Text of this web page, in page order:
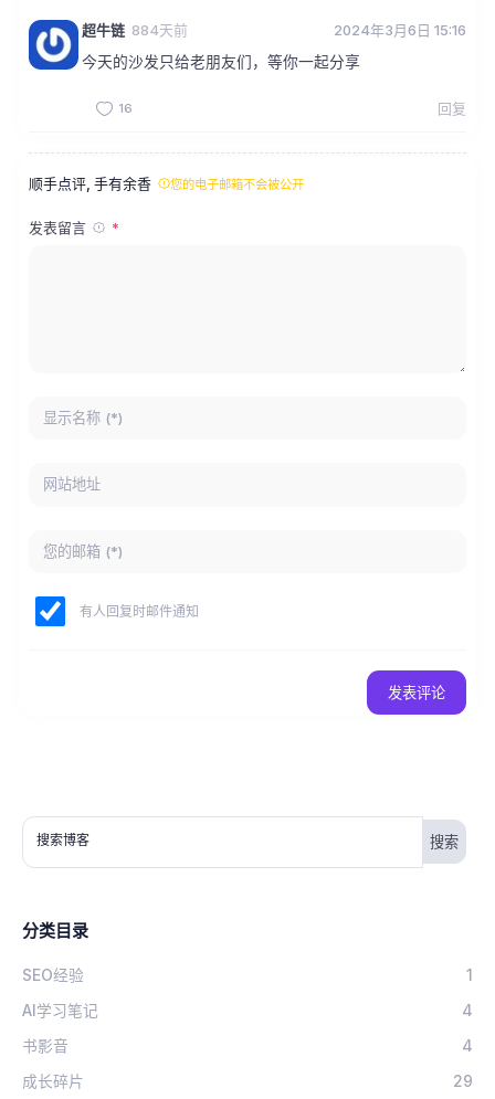
超牛链 884天前 2024年3月6日 15:16
今天的沙发只给老朋友们，等你一起分享
16 回复
顺手点评, 手有余香 您的电子邮箱不会被公开
发表留言
有人回复时邮件通知
发表评论
搜索博客
分类目录
SEO经验
1
AI学习笔记
4
书影音
4
成长碎片
29